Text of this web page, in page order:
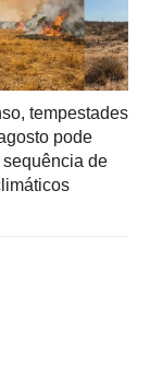
tempestades
pode
sequência de